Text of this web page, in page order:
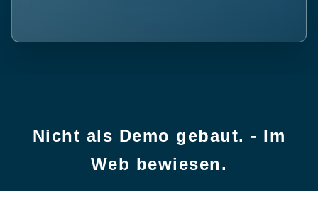
Nicht als Demo gebaut. - Im
Web bewiesen.